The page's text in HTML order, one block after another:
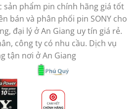
sản phẩm pin chính hãng giá tốt
bán và phân phối pin SONY cho
đại lý ở An Giang uy tín giá rẻ.
công ty có nhu cầu. Dịch vụ
tận nơi ở An Giang